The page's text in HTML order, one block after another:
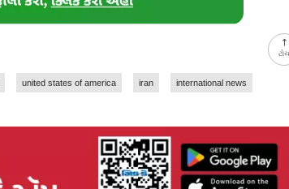
united states of america iran international news